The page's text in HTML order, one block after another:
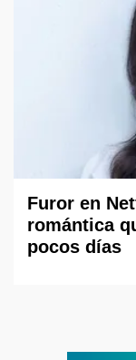
Furor en
romántica
pocos días